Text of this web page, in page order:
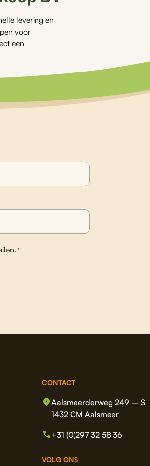
levering en
voor
een
*
CONTACT
Aalsmeerderweg 249 – S
1432 CM Aalsmeer
+31 (0)297 32 58 36
VOLG ONS